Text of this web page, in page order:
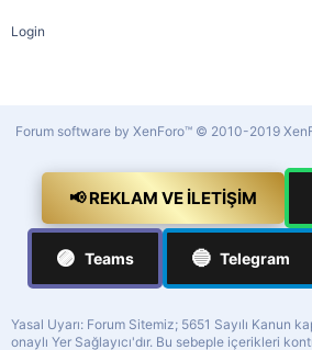
Login
Forum software by XenForo™ © 2010-2019
📢 REKLAM VE İLETIŞIM
🟣 Teams 🔵 Telegram
Yasal Uyarı: Forum Sitemiz; 5651 Sayılı Kanun
onaylı Yer Sağlayıcı'dır. Bu sebeple içerikleri